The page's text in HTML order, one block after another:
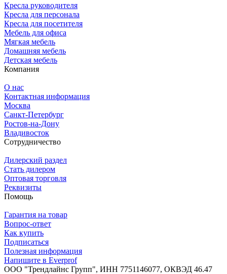
Кресла руководителя
Кресла для персонала
Кресла для посетителя
Мебель для офиса
Мягкая мебель
Домашняя мебель
Детская мебель
Компания
О нас
Контактная информация
Москва
Санкт-Петербург
Ростов-на-Дону
Владивосток
Сотрудничество
Дилерский раздел
Стать дилером
Оптовая торговля
Реквизиты
Помощь
Гарантия на товар
Вопрос-ответ
Как купить
Подписаться
Полезная информация
Напишите в Everprof
ООО "Трендлайнс Групп", ИНН 7751146077, ОКВЭД 46.47